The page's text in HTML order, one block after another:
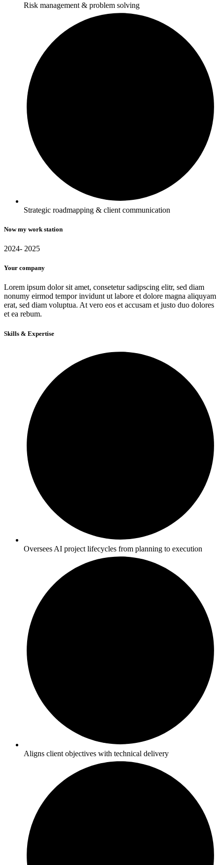
Risk management & problem solving
Strategic roadmapping & client communication
Now my work station
2024- 2025
Your company
Lorem ipsum dolor sit amet, consetetur sadipscing elitr, sed diam
nonumy eirmod tempor invidunt ut labore et dolore magna aliquyam
erat, sed diam voluptua. At vero eos et accusam et justo duo dolores
et ea rebum.
Skills & Expertise
Oversees AI project lifecycles from planning to execution
Aligns client objectives with technical delivery